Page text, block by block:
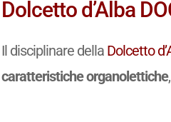
Dolcetto d’Alba
Il disciplinare della Dolcetto
caratteristiche organolettiche